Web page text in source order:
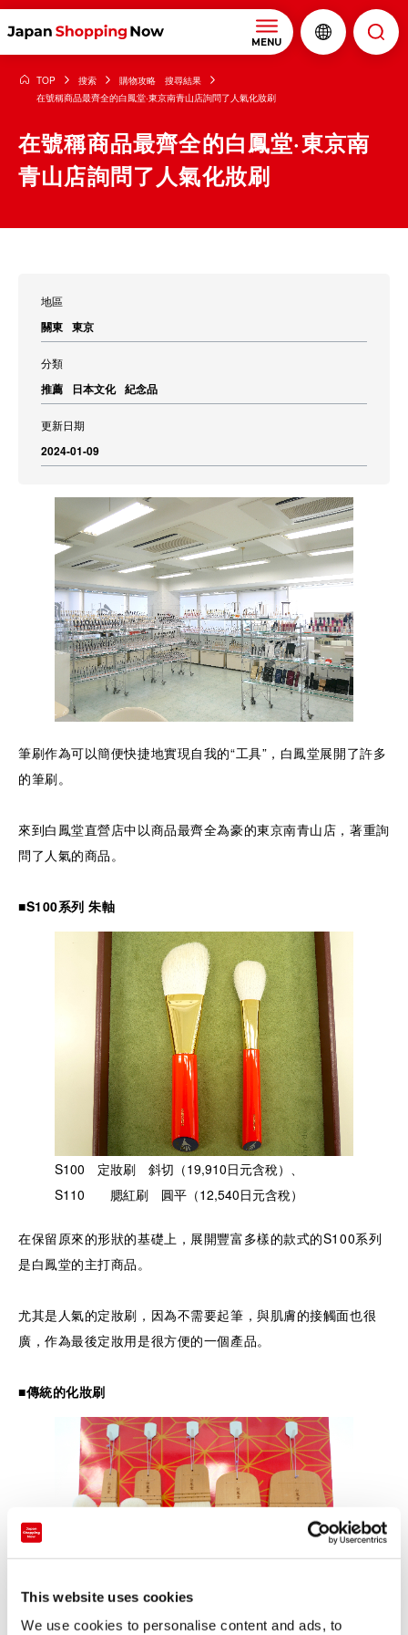
This website uses cookies
We use cookies to personalise content and ads, to
MENU
TOP 搜索
購物攻略 搜尋結果
在號稱商品最齊全的白鳳堂·東京南青山店詢問了人氣化妝刷
在號稱商品最齊全的白鳳堂·東京南
青山店詢問了人氣化妝刷
地區
關東 東京
分類
推薦 日本文化 紀念品
更新日期
2024-01-09
筆刷作為可以簡便快捷地實現自我的“工具”，白鳳堂展開了許多
的筆刷。
來到白鳳堂直營店中以商品最齊全為豪的東京南青山店，著重詢
問了人氣的商品。
■S100系列 朱軸
S100 定妝刷 斜切（19,910日元含稅）、
S110 腮紅刷 圓平（12,540日元含稅）
在保留原來的形狀的基礎上，展開豐富多樣的款式的S100系列
是白鳳堂的主打商品。
尤其是人氣的定妝刷，因為不需要起筆，與肌膚的接觸面也很
廣，作為最後定妝用是很方便的一個產品。
■傳統的化妝刷